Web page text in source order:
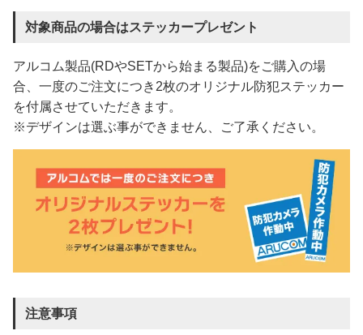
対象商品の場合はステッカープレゼント
アルコム製品(RDやSETから始まる製品)をご購入の場
合、一度のご注文につき2枚のオリジナル防犯ステッカー
を付属させていただきます。
※デザインは選ぶ事ができません、ご了承ください。
注意事項